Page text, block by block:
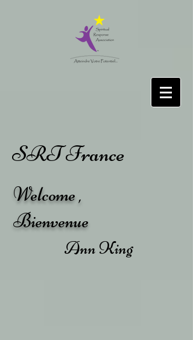
SRT France
Welcome ,
Bienvenue
Ann King